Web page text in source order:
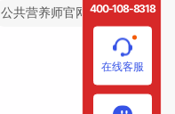
公共营养师官网 400-108-8318
在线客服